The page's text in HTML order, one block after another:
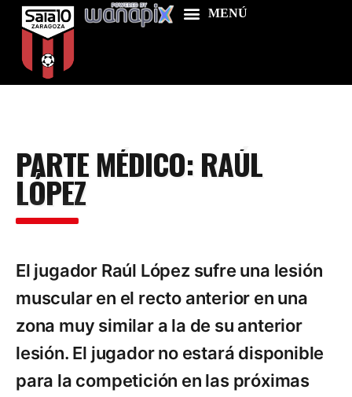
Food & Drink
Features
News
PARTE MÉDICO: RAÚL
LÓPEZ
El jugador Raúl López sufre una lesión
muscular en el recto anterior en una
zona muy similar a la de su anterior
lesión. El jugador no estará disponible
para la competición en las próximas